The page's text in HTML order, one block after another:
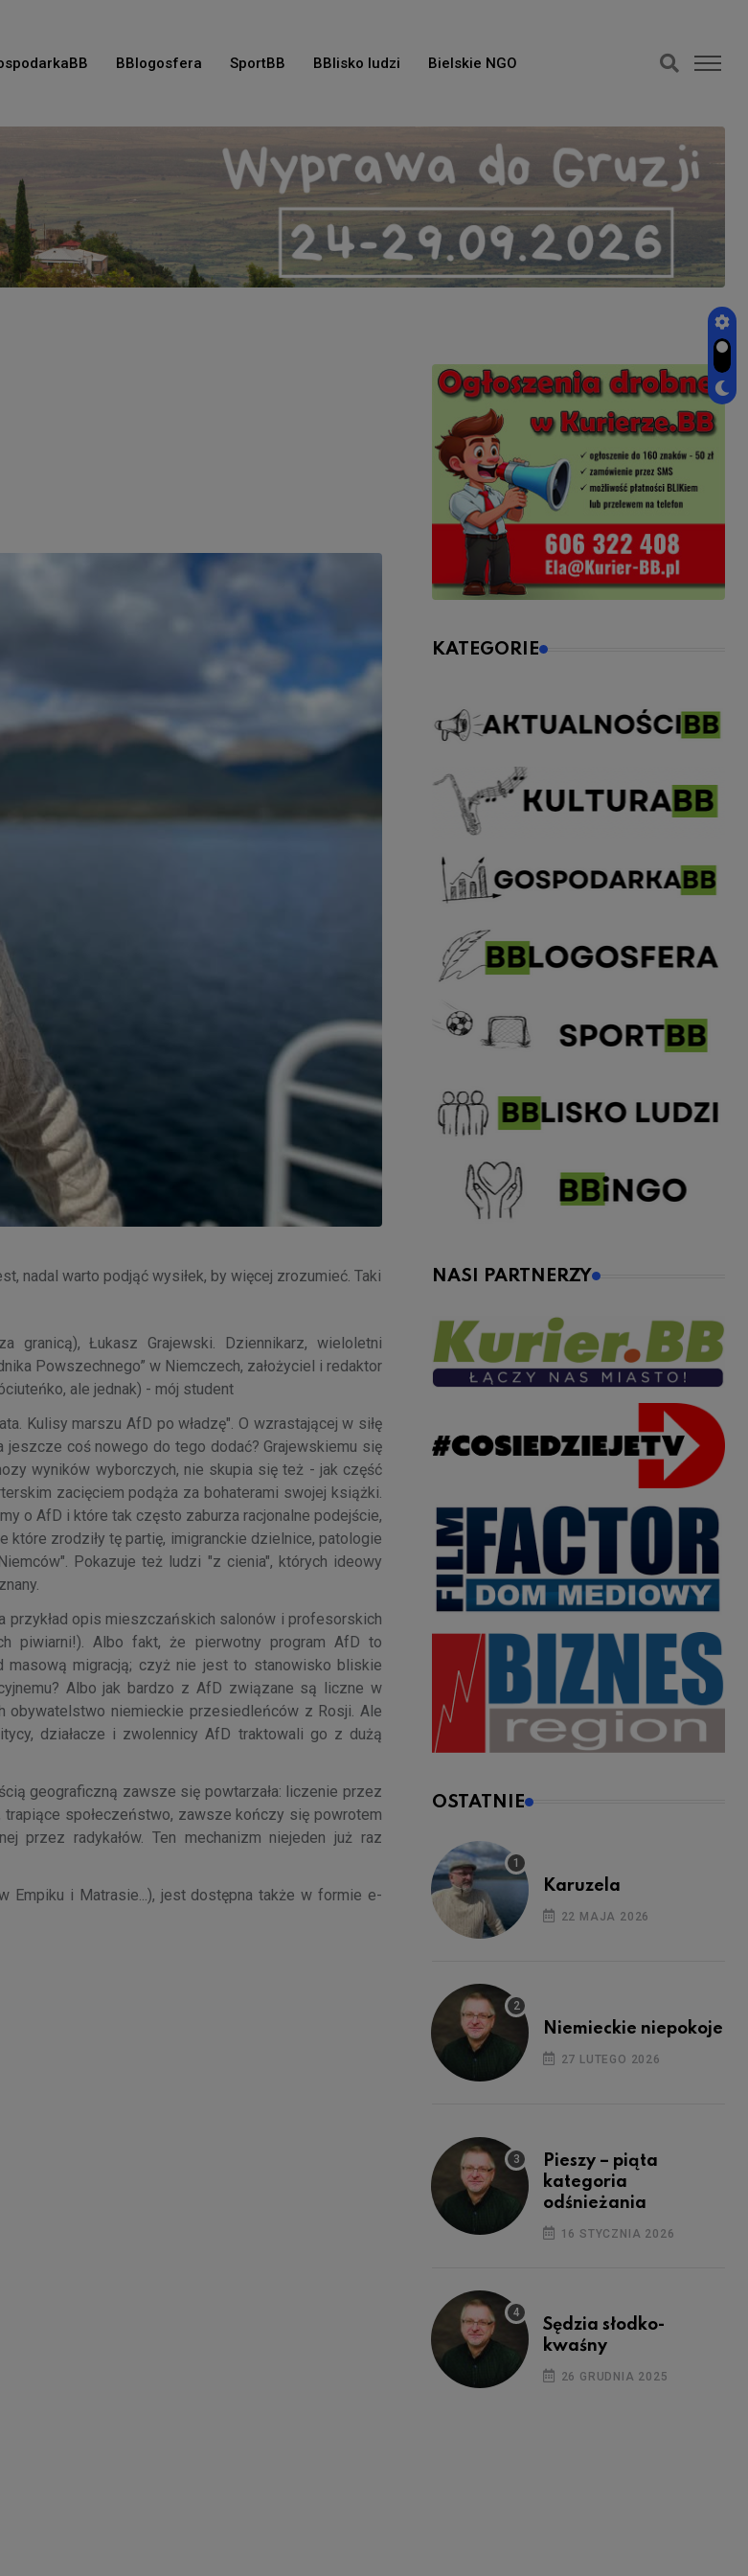
BBlogosfera SportBB BBlisko ludzi Bielskie NGO
nadal warto podjąć wysiłek, by więcej zrozumieć. Taki
granicą), Łukasz Grajewski. Dziennikarz, wieloletni
Powszechnego” w Niemczech, założyciel i redaktor
ale jednak) - mój student
Kulisy marszu AfD po władzę". O wzrastającej w siłę
jeszcze coś nowego do tego dodać? Grajewskiemu się
wyników wyborczych, nie skupia się też - jak część
zacięciem podąża za bohaterami swojej książki.
o AfD i które tak często zaburza racjonalne podejście,
które zrodziły tę partię, imigranckie dzielnice, patologie
Pokazuje też ludzi "z cienia", których ideowy
przykład opis mieszczańskich salonów i profesorskich
piwiarni!). Albo fakt, że pierwotny program AfD to
masową migracją; czyż nie jest to stanowisko bliskie
Albo jak bardzo z AfD związane są liczne w
obywatelstwo niemieckie przesiedleńców z Rosji. Ale
działacze i zwolennicy AfD traktowali go z dużą
geograficzną zawsze się powtarzała: liczenie przez
społeczeństwo, zawsze kończy się powrotem
przez radykałów. Ten mechanizm niejeden już raz
Empiku i Matrasie...), jest dostępna także w formie e-
KATEGORIE
NASI PARTNERZY
OSTATNIE
Karuzela
22 MAJA 2026
Niemieckie niepokoje
27 LUTEGO 2026
Pieszy – piąta
kategoria
odśnieżania
16 STYCZNIA 2026
Sędzia słodko-
kwaśny
26 GRUDNIA 2025